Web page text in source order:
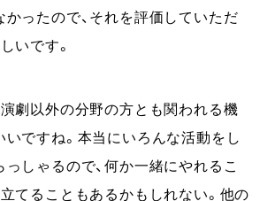
ったので、それを評価していただ
いです。
劇以外の分野の方とも関われる機
ですね。本当にいろんな活動をし
しゃるので、何か一緒にやれるこ
てることもあるかもしれない。他の